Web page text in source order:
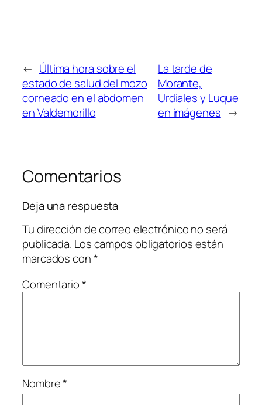
← Última hora sobre el
estado de salud del mozo
corneado en el abdomen
en Valdemorillo
La tarde de
Morante,
Urdiales y Luque
en imágenes →
Comentarios
Deja una respuesta
Tu dirección de correo electrónico no será
publicada. Los campos obligatorios están
marcados con*
Comentario*
Nombre*